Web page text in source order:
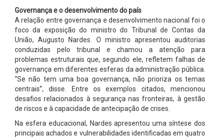
Governança e o desenvolvimento do país
A relação entre governança e desenvolvimento nacional foi o
foco da exposição do ministro do Tribunal de Contas da
União, Augusto Nardes. O ministro apresentou auditorias
conduzidas pelo tribunal e chamou a atenção para
problemas estruturais que, segundo ele, refletem falhas de
governança em diferentes esferas da administração pública.
“Se não tem uma boa governança, não prioriza os temas
centrais”, disse. Entre os exemplos citados, mencionou
desafios relacionados à segurança nas fronteiras, à gestão
de riscos e à capacidade de antecipação de crises.
Na esfera educacional, Nardes apresentou uma síntese dos
principais achados e vulnerabilidades identificadas em quatro